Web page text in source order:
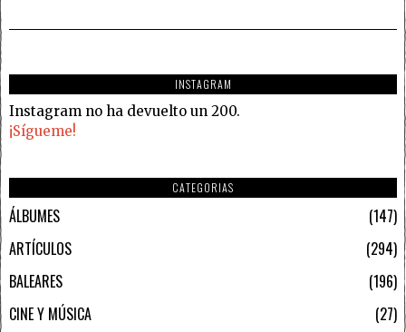
INSTAGRAM
Instagram no ha devuelto un 200.
¡Sígueme!
CATEGORIAS
ÁLBUMES
147
ARTÍCULOS
294
BALEARES
196
CINE Y MÚSICA
27